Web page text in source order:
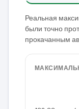
Реальная
были точно
прокачанным